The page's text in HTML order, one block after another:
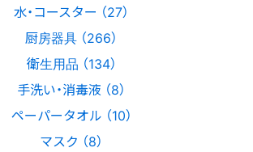
水・コースター （27）
厨房器具 （266）
衛生用品 （134）
手洗い・消毒液 （8）
ペーパータオル （10）
マスク （8）